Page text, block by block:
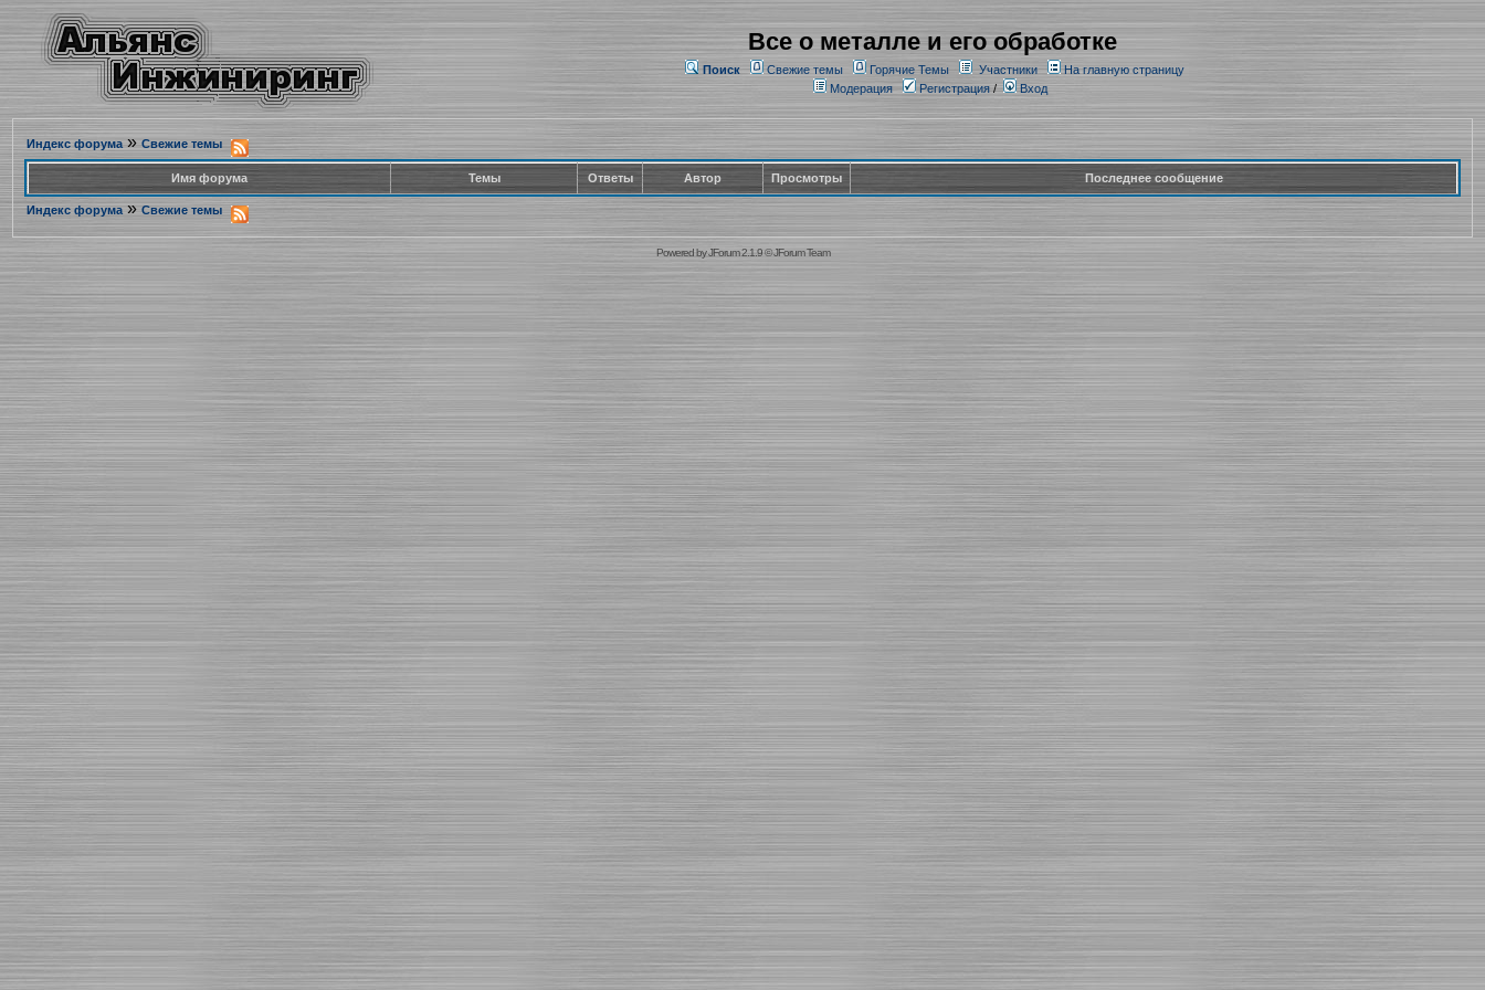
Все о металле и его обработке
Поиск Свежие темы Горячие Темы Участники
На главную страницу
Модерация
Регистрация/ Вход
Индекс форума» Свежие темы
Имя форума Темы Ответы Автор Просмотры Последнее сообщение
Индекс форума » Свежие темы
Powered byJForum 2.1.9©JForum Team